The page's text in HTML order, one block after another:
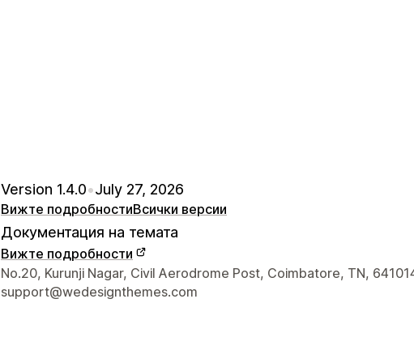
Version 1.4.0•July 27, 2026
Вижте подробностиВсички версии
Документация на темата
Вижте подробности
Данни за връзка с дизайнера
No.20, Kurunji Nagar, Civil Aerodrome Post, Coimbatore, TN,
support@wedesignthemes.com